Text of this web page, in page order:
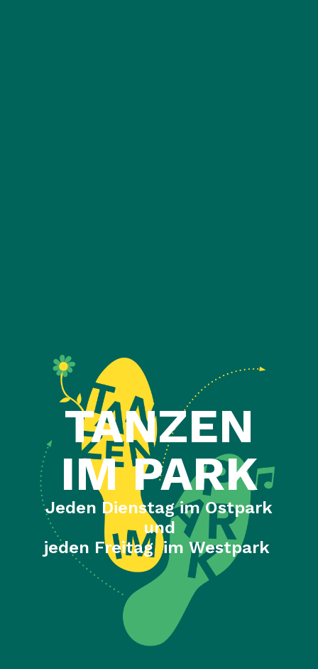
TANZEN
IM PARK
Jeden Dienstag im Ostpark
und
jeden Freitag im Westpark